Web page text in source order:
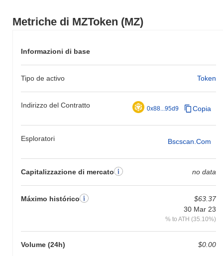
Metriche di MZToken (MZ)
Informazioni di base
Tipo de activo Token
Indirizzo del Contratto 0x88...95d9 Copia
Esploratori Bscscan.com
Capitalizzazione di mercato no data
Máximo histórico
$63.37
30 Mar 23
% to ATH (35.10%)
Volume (24h) $0.00